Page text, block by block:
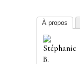
À propos